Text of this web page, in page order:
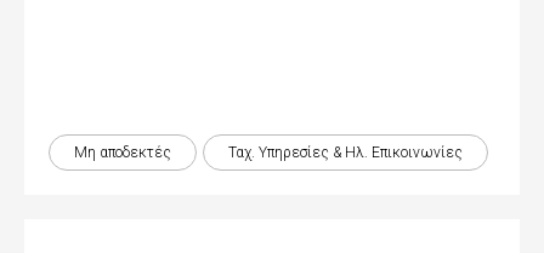
Μη αποδεκτές Ταχ. Υπηρεσίες & Ηλ. Επικοινωνίες